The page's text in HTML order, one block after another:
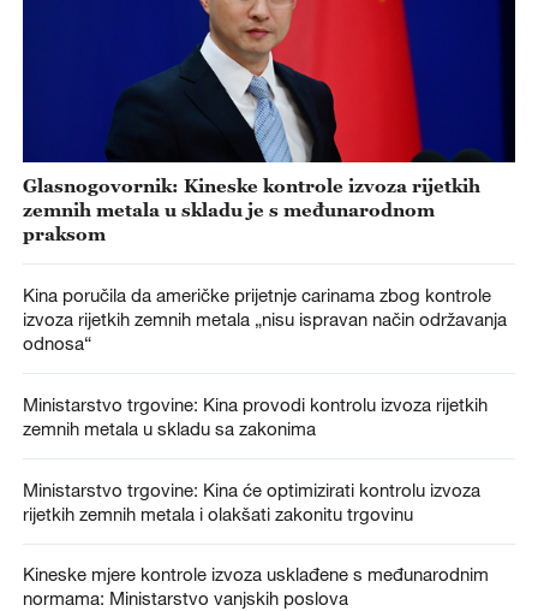
Glasnogovornik: Kineske kontrole izvoza rijetkih
zemnih metala u skladu je s međunarodnom
praksom
Kina poručila da američke prijetnje carinama zbog kontrole
izvoza rijetkih zemnih metala „nisu ispravan način održavanja
odnosa“
Ministarstvo trgovine: Kina provodi kontrolu izvoza rijetkih
zemnih metala u skladu sa zakonima
Ministarstvo trgovine: Kina će optimizirati kontrolu izvoza
rijetkih zemnih metala i olakšati zakonitu trgovinu
Kineske mjere kontrole izvoza usklađene s međunarodnim
normama: Ministarstvo vanjskih poslova